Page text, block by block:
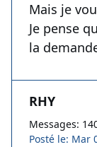
Mais je
Je pense
la
RHY
Messages:
Posté le: Mar